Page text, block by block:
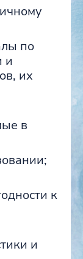
по
и
их
в
к
и